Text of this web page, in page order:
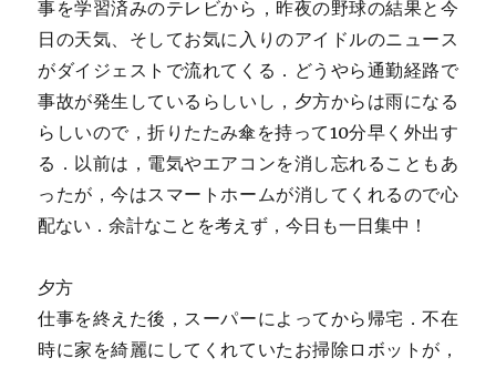
事を学習済みのテレビから，昨夜の野球の結果と今
日の天気、そしてお気に入りのアイドルのニュース
がダイジェストで流れてくる．どうやら通勤経路で
事故が発生しているらしいし，夕方からは雨になる
らしいので，折りたたみ傘を持って10分早く外出す
る．以前は，電気やエアコンを消し忘れることもあ
ったが，今はスマートホームが消してくれるので心
配ない．余計なことを考えず，今日も一日集中！
夕方
仕事を終えた後，スーパーによってから帰宅．不在
時に家を綺麗にしてくれていたお掃除ロボットが，